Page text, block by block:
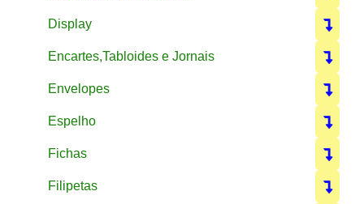
Display
Encartes,Tabloides e Jornais
Envelopes
Espelho
Fichas
Filipetas